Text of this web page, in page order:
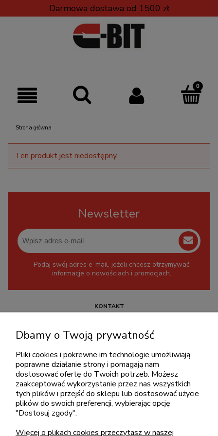
Darmowa dostawa od 1500 zł
Strona główna
Ten produkt jest niedostępny.
Newsletter
Podaj swój adres e-mail, jeżeli chcesz otrzymywać
informacje o nowościach i promocjach.
KONTAKT
pon.-piąt.: 08:00-16:00
sklep@cebit.pl
ZAKUPY
Dbamy o Twoją prywatność
Pliki cookies i pokrewne im technologie umożliwiają
poprawne działanie strony i pomagają nam
dostosować ofertę do Twoich potrzeb. Możesz
zaakceptować wykorzystanie przez nas wszystkich
tych plików i przejść do sklepu lub dostosować użycie
plików do swoich preferencji, wybierając opcję
"Dostosuj zgody".
Więcej o plikach cookies przeczytasz w naszej